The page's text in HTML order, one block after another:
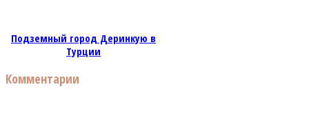
Подземный город Деринкую в
Турции
Комментарии